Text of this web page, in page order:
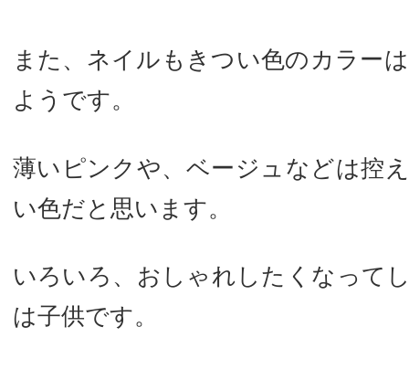
また、ネイルもきつい色のカラー
ようです。
薄いピンクや、ベージュなどは控
い色だと思います。
いろいろ、おしゃれしたくなって
は子供です。